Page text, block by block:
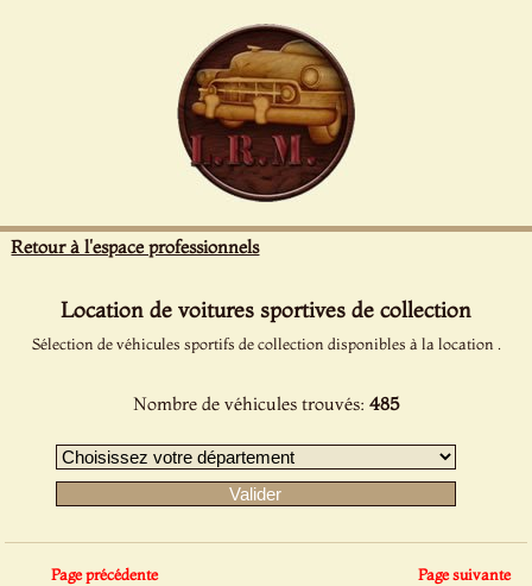
Retour à l'espace professionnels
Location de voitures sportives de collection
Sélection de véhicules sportifs de collection disponibles à la location .
Nombre de véhicules trouvés: 485
Page précédente Page suivante